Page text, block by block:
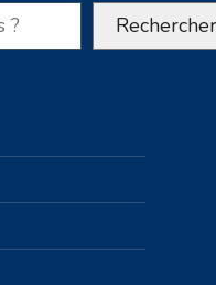
Rechercher